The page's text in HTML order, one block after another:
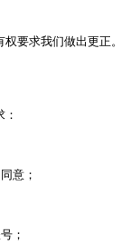
要求我们做出更
意；
；